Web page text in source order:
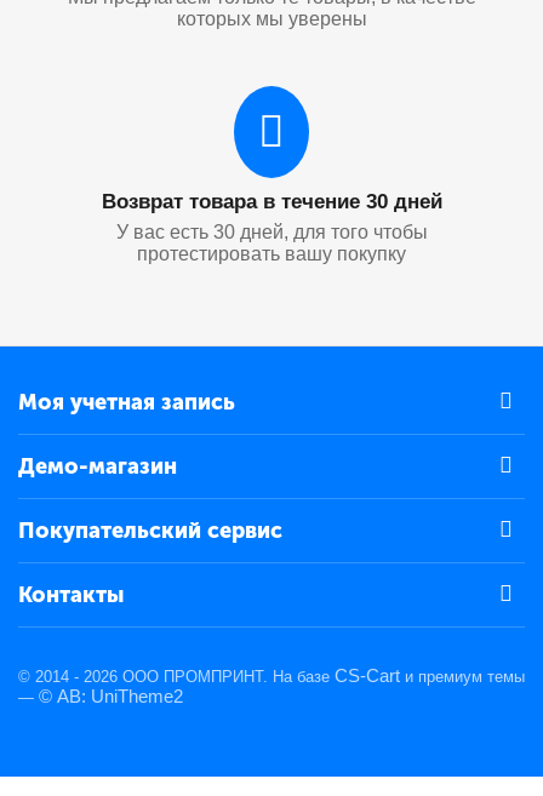
которых мы уверены
Возврат товара в течение 30 дней
У вас есть 30 дней, для того чтобы
протестировать вашу покупку
Моя учетная запись
Демо-магазин
Покупательский сервис
Контакты
© 2014 - 2026 ООО ПРОМПРИНТ. На базе CS-Cart и премиум темы
— © AB: UniTheme2